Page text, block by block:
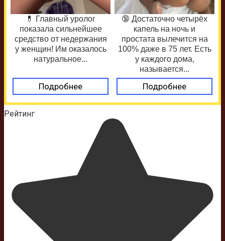
💊 Главный уролог
показала сильнейшее
средство от недержания
у женщин! Им оказалось
натуральное...
Подробнее
🔞 Достаточно четырёх
капель на ночь и
простата вылечится на
100% даже в 75 лет. Есть
у каждого дома,
называется...
Подробнее
Рейтинг